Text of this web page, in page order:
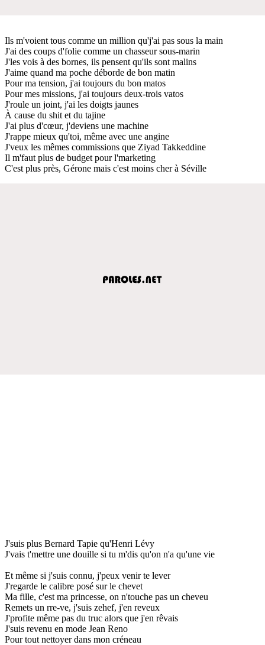
Ils m'voient tous comme un million qu'j'ai pas sous la main
J'ai des coups d'folie comme un chasseur sous-marin
J'les vois à des bornes, ils pensent qu'ils sont malins
J'aime quand ma poche déborde de bon matin
Pour ma tension, j'ai toujours du bon matos
Pour mes missions, j'ai toujours deux-trois vatos
J'roule un joint, j'ai les doigts jaunes
À cause du shit et du tajine
J'ai plus d'cœur, j'deviens une machine
J'rappe mieux qu'toi, même avec une angine
J'veux les mêmes commissions que Ziyad Takkeddine
Il m'faut plus de budget pour l'marketing
C'est plus près, Gérone mais c'est moins cher à Séville
J'suis plus Bernard Tapie qu'Henri Lévy
J'vais t'mettre une douille si tu m'dis qu'on n'a qu'une vie
Et même si j'suis connu, j'peux venir te lever
J'regarde le calibre posé sur le chevet
Ma fille, c'est ma princesse, on n'touche pas un cheveu
Remets un rre-ve, j'suis zehef, j'en reveux
J'profite même pas du truc alors que j'en rêvais
J'suis revenu en mode Jean Reno
Pour tout nettoyer dans mon créneau